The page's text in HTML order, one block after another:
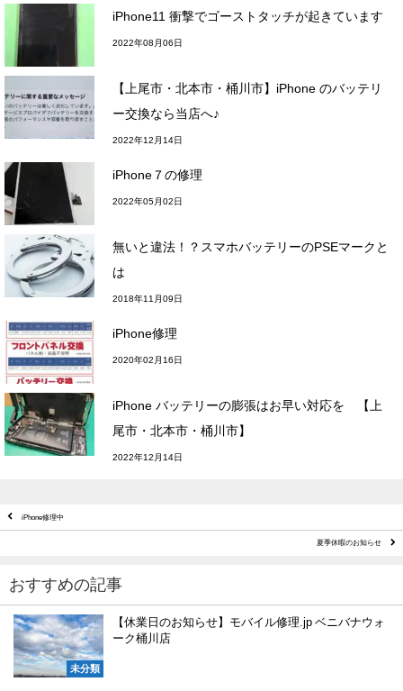
iPhone11 衝撃でゴーストタッチが起きています
2022年08月06日
【上尾市・北本市・桶川市】iPhone のバッテリ
ー交換なら当店へ♪
2022年12月14日
iPhone７の修理
2022年05月02日
無いと違法！？スマホバッテリーのPSEマークと
は
2018年11月09日
iPhone修理
2020年02月16日
iPhone バッテリーの膨張はお早い対応を 【上
尾市・北本市・桶川市】
2022年12月14日
iPhone修理中
夏季休暇のお知らせ
おすすめの記事
未分類
【休業日のお知らせ】モバイル修理.jp ベニバナウォ
ーク桶川店